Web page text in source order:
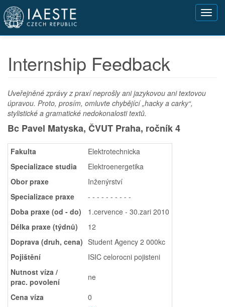
Přejít
hlavnímu
obsahu
Internship Feedback
Uveřejněné zprávy z praxí neprošly ani jazykovou ani textovou
úpravou. Proto, prosím, omluvte chybějící „hacky a carky“,
stylistické a gramatické nedokonalosti textů.
Bc Pavel Matyska, ČVUT Praha, ročník 4
Fakulta
Elektrotechnicka
Specializace studia
Elektroenergetika
Obor praxe
Inženýrství
Specializace praxe
- - - - - - - - - -
Doba praxe (od - do)
1.cervence - 30.zari 2010
Délka praxe (týdnů)
12
Doprava (druh, cena) Student Agency 2 000kc
Pojištění
ISIC celorocni pojisteni
Nutnost víza /
prac. povolení
ne
Cena víza
0